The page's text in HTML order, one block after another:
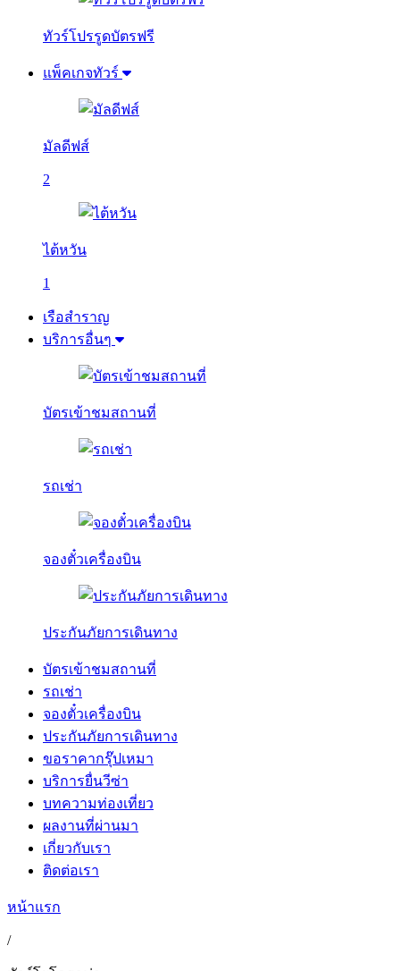
ทัวร์โปรรูดบัตรฟรี
แพ็คเกจทัวร์
มัลดีฟส์
2
ไต้หวัน
1
เรือสำราญ
บริการอื่นๆ
บัตรเข้าชมสถานที่
รถเช่า
จองตั๋วเครื่องบิน
ประกันภัยการเดินทาง
บัตรเข้าชมสถานที่
รถเช่า
จองตั๋วเครื่องบิน
ประกันภัยการเดินทาง
ขอราคากรุ๊ปเหมา
บริการยื่นวีซ่า
บทความท่องเที่ยว
ผลงานที่ผ่านมา
เกี่ยวกับเรา
ติดต่อเรา
หน้าแรก
/